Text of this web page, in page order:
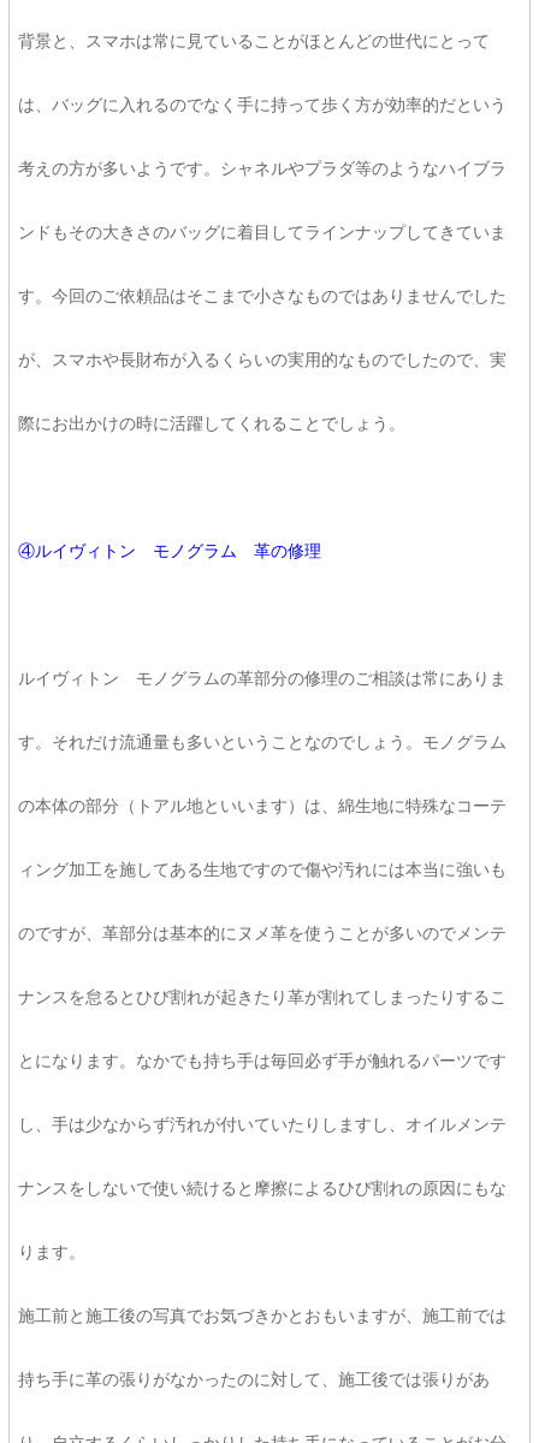
背景と、スマホは常に見ていることがほとんどの世代にとって
は、バッグに入れるのでなく手に持って歩く方が効率的だという
考えの方が多いようです。シャネルやプラダ等のようなハイブラ
ンドもその大きさのバッグに着目してラインナップしてきていま
す。今回のご依頼品はそこまで小さなものではありませんでした
が、スマホや長財布が入るくらいの実用的なものでしたので、実
際にお出かけの時に活躍してくれることでしょう。
④ルイヴィトン モノグラム 革の修理
ルイヴィトン モノグラムの革部分の修理のご相談は常にありま
す。それだけ流通量も多いということなのでしょう。モノグラム
の本体の部分（トアル地といいます）は、綿生地に特殊なコーテ
ィング加工を施してある生地ですので傷や汚れには本当に強いも
のですが、革部分は基本的にヌメ革を使うことが多いのでメンテ
ナンスを怠るとひび割れが起きたり革が割れてしまったりするこ
とになります。なかでも持ち手は毎回必ず手が触れるパーツです
し、手は少なからず汚れが付いていたりしますし、オイルメンテ
ナンスをしないで使い続けると摩擦によるひび割れの原因にもな
ります。
施工前と施工後の写真でお気づきかとおもいますが、施工前では
持ち手に革の張りがなかったのに対して、施工後では張りがあ